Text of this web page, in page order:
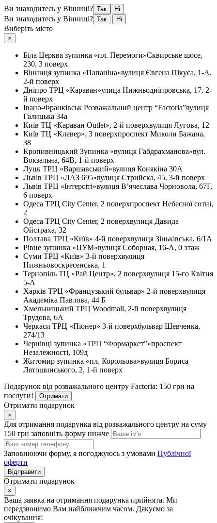
Ви знаходитесь у Вінниці? Так Ні
Ви знаходитесь у Вінниці? Так Ні
Виберіть місто
×
Біла Церква зупинка «пл. Перемоги»Сквирське шосе,
230, 3 поверх
Вінниця зупинка «Папаніна»вулиця Євгена Пікуса, 1-А.
2-й поверх
Дніпро ТРЦ «Караван»улица Нижньодніпровська, 17. 2-
й поверх
Івано-Франківськ Розважальний центр “Factoria”вулиця
Галицька 34а
Київ ТЦ «Караван Outlet», 2-й поверхвулиця Лугова, 12
Київ ТЦ «Клевер», 3 поверхпроспект Миколи Бажана,
38
Кропивницький Зупинка «вулиця Габдрахманова»вул.
Вокзальна, 64В, 1-й поверх
Луцк ТРЦ «Варшавський»вулиця Конякіна 30А
Львів ТРЦ «ЛАЗ 695»вулиця Стрийска, 45. 3-й поверх
Львів ТРЦ «Інтерсіті»вулиця В’ячеслава Чорновола, 67Г,
6 поверх
Одеса ТРЦ City Center, 2 поверхпроспект Небесної сотні,
2
Одеса ТРЦ City Center, 2 поверхвулиця Давида
Ойстраха, 32
Полтава ТРЦ «Київ» 4-й поверхвулиця Зіньківська, 6/1А
Рівне зупинка «ЦУМ»вулиця Соборная, 16-А, 0 этаж
Суми ТРЦ «Київ» 3-й поверхвулиця
Нижньовоскресенська, 1
Тернопіль ТЦ «Рай Центр», 2 поверхвулиця 15-го Квітня
5-А
Харків ТРЦ «Французький бульвар» 2-й поверхвулиця
Академіка Павлова, 44 Б
Хмельницький ТРЦ Woodmall, 2-й поверхвулиця
Трудова, 6А
Черкаси ТРЦ «Піонер» 3-й поверхбульвар Шевченка,
274/13
Чернівці зупинка «ТРЦ “Формаркет”»проспект
Незалежності, 109д
Житомир зупинка «пл. Корольова»вулиця Бориса
Лятошинського, 2, 1-й поверх
Подарунок від розважального центру Factoria: 150 грн на
послуги!
Отримати
Отримати подарунок
×
Для отримання подарунка від розважального центру на суму
150 грн заповніть форму нижче
Заповнюючи форму, я погоджуюсь з умовами Публічної
оферти
Відправити
Отримати подарунок
×
Ваша заявка на отримання подарунка прийнята. Ми
передзвонимо Вам найближчим часом. Дякуємо за
очікування!